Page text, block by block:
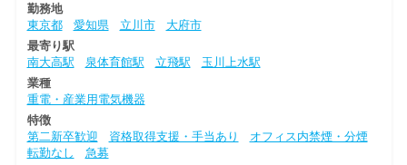
勤務地
東京都
愛知県 立川市
大府市
最寄り駅
南大高駅
泉体育館駅 立飛駅
玉川上水駅
業種
重電・産業用電気機器
特徴
第二新卒歓迎
資格取得支援・手当あり
オフィス内禁煙・分煙
転勤なし
急募